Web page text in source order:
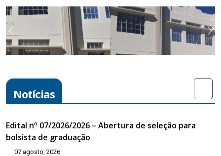
Previous
Notícias
Edital nº 07/2026/2026 – Abertura de seleção para
bolsista de graduação
07 agosto, 2026